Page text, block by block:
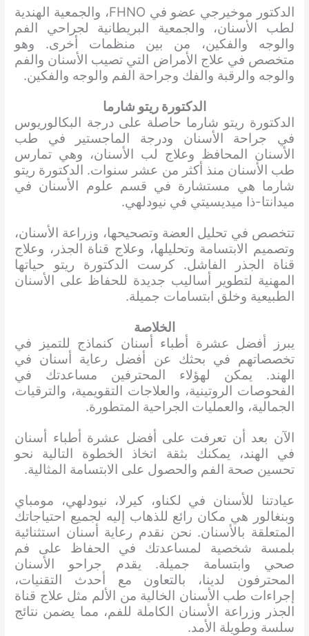
الدكتور موخيرجي عضو في FHNO، والجمعية الهندية
لطب الأسنان، والجمعية البريطانية لجراحي الفم
والوجه والفكين، من بين منظمات أخرى. وهو
متخصص في علاج الأمراض التي تصيب الأسنان والفم
والوجه والرقبة والفك وجراحة الفم والوجه والفكين.
الدكتورة ريتو شارما
الدكتورة ريتو شارما حاصلة على درجة البكالوريوس
في جراحة الأسنان ودرجة الماجستير في طب
الأسنان المحافظ وعلاج لب الأسنان، وهي تمارس
طب الأسنان منذ أكثر من عشر سنوات. الدكتورة ريتو
شارما هي مستشارة في قسم علوم الأسنان في
ميدانتا-ذا ميديسيتي في نيودلهي.
تتخصص في تحليل العضة وتصحيحها، وزراعة الأسنان،
وتصميم الابتسامة وتحليلها، وعلاج قناة الجذر، وعلاج
قناة الجذر الفاشل. كرست الدكتورة ريتو حياتها
المهنية لتطوير أساليب جديدة للحفاظ على الأسنان
الطبيعية وخلق ابتسامات جميلة.
الخلاصة
يبرز أفضل عشرة أطباء أسنان كنماذج للتميز في
تخصصاتهم في بحثك عن أفضل رعاية أسنان في
الهند. يمكن لهؤلاء المحترفين مساعدتك في
الفحوصات الروتينية، والعلاجات التقويمية، والترقيات
الجمالية، والعمليات الجراحية المتطورة.
الآن بعد أن تعرفت على أفضل عشرة أطباء أسنان
في الهند، يمكنك بثقة اتخاذ الخطوة التالية نحو
تحسين صحة الفم والحصول على الابتسامة المثالية.
عيادتنا للأسنان في لكناو، كيرلا، نيودلهي، مومباي
وبنغالور هي مكان رائع للذهاب إليه لجميع احتياجاتك
المتعلقة بالأسنان. نحن نقدم رعاية أسنان استثنائية
بلمسة شخصية لمساعدتك في الحفاظ على فم
صحي وابتسامة جميلة. يقدم جراحو الأسنان
المحترفون لدينا، بالتعاون مع أحدث التقنيات،
إجراءات طب الأسنان الخالية من الألم مثل علاج قناة
الجذر وزراعة الأسنان الكاملة للفم، مما يضمن نتائج
سلسة وطويلة الأمد.